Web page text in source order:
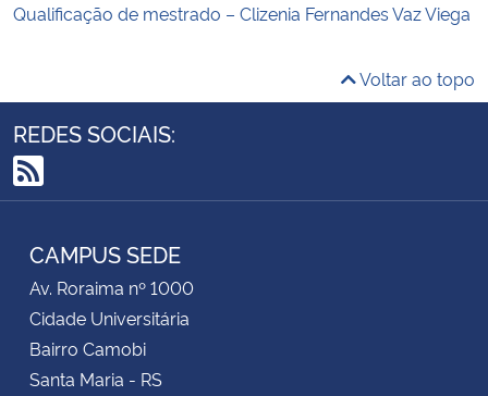
Qualificação de mestrado – Clizenia Fernandes Vaz Viega
Voltar ao topo
REDES SOCIAIS:
RSS
CAMPUS SEDE
Av. Roraima nº 1000
Cidade Universitária
Bairro Camobi
Santa Maria - RS